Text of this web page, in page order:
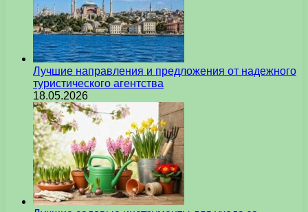
Лучшие направления и предложения от надежного
туристического агентства
18.05.2026